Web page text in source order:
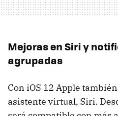
Mejoras en Siri y
agrupadas
Con iOS 12 Apple
asistente virtual, Siri.